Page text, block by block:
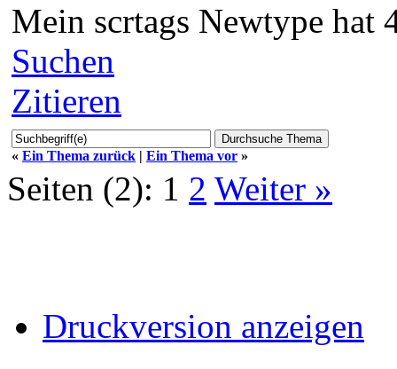
Mein scrtags Newtype hat
Suchen
Zitieren
« Ein Thema zurück | Ein Thema vor »
Seiten (2): 1 2 Weiter »
Druckversion anzeigen